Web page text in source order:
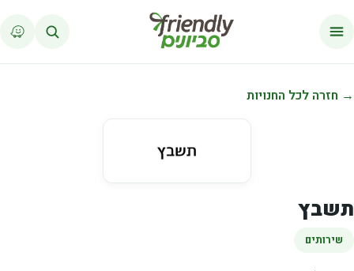
→ חזרה לכל החנויות
תשבץ
שירותים